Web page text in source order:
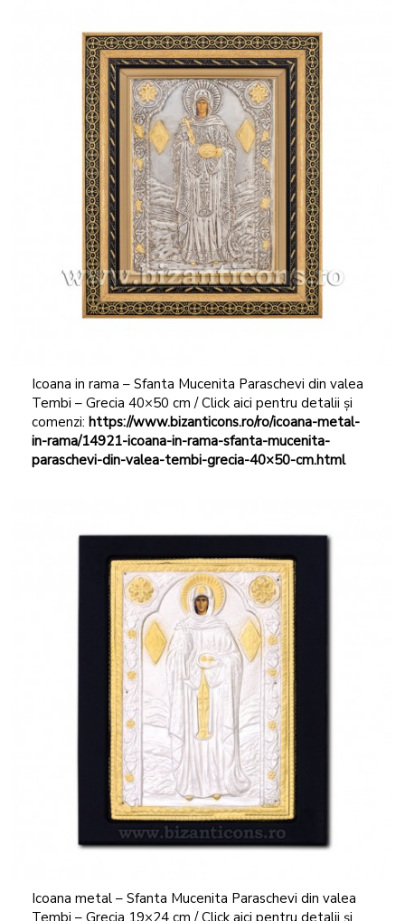
Icoana in rama – Sfanta Mucenita Paraschevi din valea
Tembi – Grecia 40×50 cm / Click aici pentru detalii și
comenzi: https://www.bizanticons.ro/ro/icoana-metal-
in-rama/14921-icoana-in-rama-sfanta-mucenita-
paraschevi-din-valea-tembi-grecia-40×50-cm.html
Icoana metal – Sfanta Mucenita Paraschevi din valea
Tembi – Grecia 19×24 cm / Click aici pentru detalii și